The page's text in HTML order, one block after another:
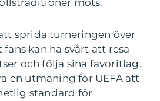
möts.
sprida turneringen över
kan ha svårt att resa
och följa sina favoritlag.
en utmaning för UEFA att
standard för